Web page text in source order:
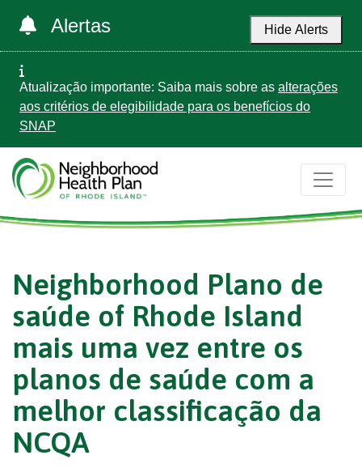
Alertas Hide Alerts
Atualização importante: Saiba mais sobre as alterações
aos critérios de elegibilidade para os benefícios do
SNAP
Neighborhood Plano de
saúde of Rhode Island
mais uma vez entre os
planos de saúde com a
melhor classificação da
NCQA